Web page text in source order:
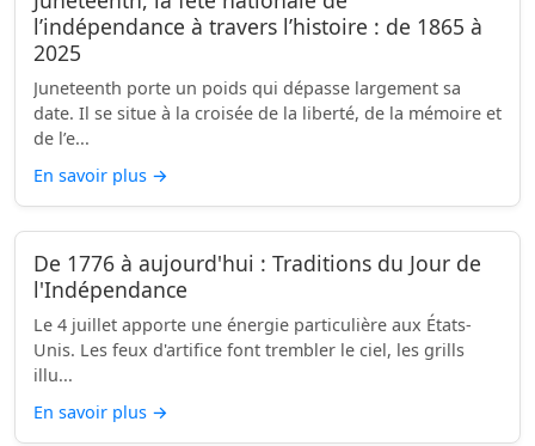
l’indépendance à travers l’histoire : de 1865 à
2025
Juneteenth porte un poids qui dépasse largement sa
date. Il se situe à la croisée de la liberté, de la mémoire et
de l’e...
En savoir plus →
De 1776 à aujourd'hui : Traditions du Jour de
l'Indépendance
Le 4 juillet apporte une énergie particulière aux États-
Unis. Les feux d'artifice font trembler le ciel, les grills
illu...
En savoir plus →